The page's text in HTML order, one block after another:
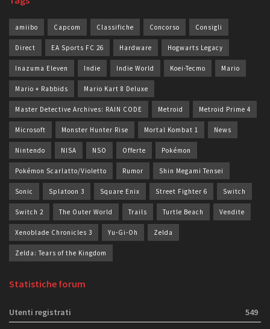
amiibo Capcom Classifiche Concorso Consigli
Direct EA Sports FC 26 Hardware Hogwarts Legacy
Inazuma Eleven Indie Indie World Koei-Tecmo Mario
Mario + Rabbids Mario Kart 8 Deluxe
Master Detective Archives: RAIN CODE Metroid Metroid Prime 4
Microsoft Monster Hunter Rise Mortal Kombat 1 News
Nintendo NISA NSO Offerte Pokémon
Pokémon Scarlatto/Violetto Rumor Shin Megami Tensei
Sonic Splatoon 3 Square Enix Street Fighter 6 Switch
Switch 2 The Outer World Trails Turtle Beach Vendite
Xenoblade Chronicles 3 Yu-Gi-Oh Zelda
Zelda: Tears of the Kingdom
Statistiche forum
Utenti registrati
549